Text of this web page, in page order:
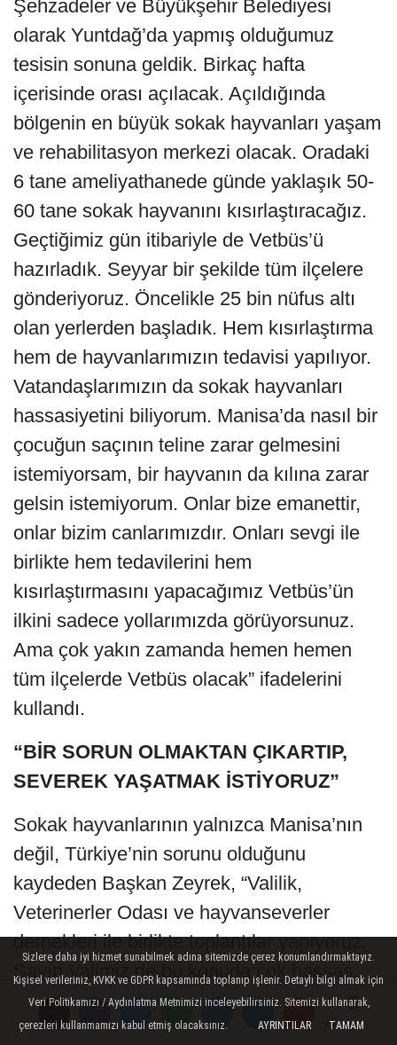
Yorumlar
Yorumlar
Şehzadeler ve Büyükşehir Belediyesi
olarak Yuntdağ’da yapmış olduğumuz
tesisin sonuna geldik. Birkaç hafta
içerisinde orası açılacak. Açıldığında
bölgenin en büyük sokak hayvanları yaşam
ve rehabilitasyon merkezi olacak. Oradaki
6 tane ameliyathanede günde yaklaşık 50-
60 tane sokak hayvanını kısırlaştıracağız.
Geçtiğimiz gün itibariyle de Vetbüs’ü
hazırladık. Seyyar bir şekilde tüm ilçelere
gönderiyoruz. Öncelikle 25 bin nüfus altı
olan yerlerden başladık. Hem kısırlaştırma
hem de hayvanlarımızın tedavisi yapılıyor.
Vatandaşlarımızın da sokak hayvanları
hassasiyetini biliyorum. Manisa’da nasıl bir
çocuğun saçının teline zarar gelmesini
istemiyorsam, bir hayvanın da kılına zarar
gelsin istemiyorum. Onlar bize emanettir,
onlar bizim canlarımızdır. Onları sevgi ile
birlikte hem tedavilerini hem
kısırlaştırmasını yapacağımız Vetbüs’ün
ilkini sadece yollarımızda görüyorsunuz.
Ama çok yakın zamanda hemen hemen
tüm ilçelerde Vetbüs olacak” ifadelerini
kullandı.
“BİR SORUN OLMAKTAN ÇIKARTIP,
SEVEREK YAŞATMAK İSTİYORUZ”
Sokak hayvanlarının yalnızca Manisa’nın
değil, Türkiye’nin sorunu olduğunu
kaydeden Başkan Zeyrek, “Valilik,
Veterinerler Odası ve hayvanseverler
dernekleri ile birlikte toplantılar yapıyoruz.
Sayın Valimiz de bu konuda çok hassas.
Manisa’da artık biz bunu bir sorun
olmaktan çıkartıp, hayatın olağan akışında
Sizlere daha iyi hizmet sunabilmek adına sitemizde çerez konumlandırmaktayız.
Kişisel verileriniz, KVKK ve GDPR kapsamında toplanıp işlenir. Detaylı bilgi almak için
Veri Politikamızı / Aydınlatma Metnimizi inceleyebilirsiniz. Sitemizi kullanarak,
çerezleri kullanmamızı kabul etmiş olacaksınız.
AYRINTILAR TAMAM